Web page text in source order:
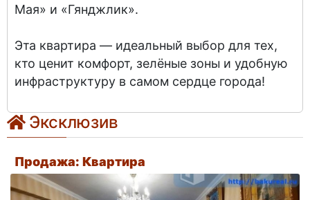
Мая» и «Гянджлик».
Эта квартира — идеальный выбор для тех,
кто ценит комфорт, зелёные зоны и удобную
инфраструктуру в самом сердце города!
Эксклюзив
Продажа: Квартира